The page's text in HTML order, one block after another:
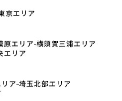
京エリア
原エリア 横須賀三浦エリア
エリア
ア 埼玉北部エリア